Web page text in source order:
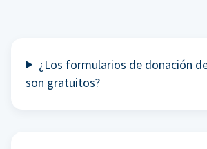
¿Los formularios de donación
son gratuitos?